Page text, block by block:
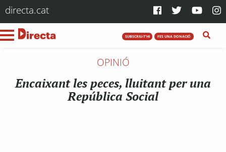
directa.cat
SUBSCRIU-T'HI FES UNA DONACIÓ
OPINIÓ
Encaixant les peces, lluitant per una
República Social